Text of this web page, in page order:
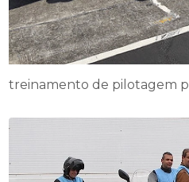
treinamento de pilotagem